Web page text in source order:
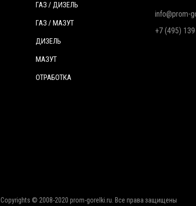
ГАЗ / ДИЗЕЛЬ
ГАЗ / МАЗУТ
ДИЗЕЛЬ
МАЗУТ
ОТРАБОТКА
info@prom-
+7 (495)
Copyrights © 2008-2020 prom-gorelki.ru. Все права защищены